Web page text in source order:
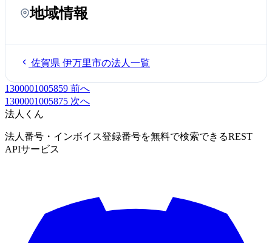
地域情報
佐賀県 伊万里市の法人一覧
1300001005859 前へ
1300001005875 次へ
法人くん
法人番号・インボイス登録番号を無料で検索できるREST
APIサービス